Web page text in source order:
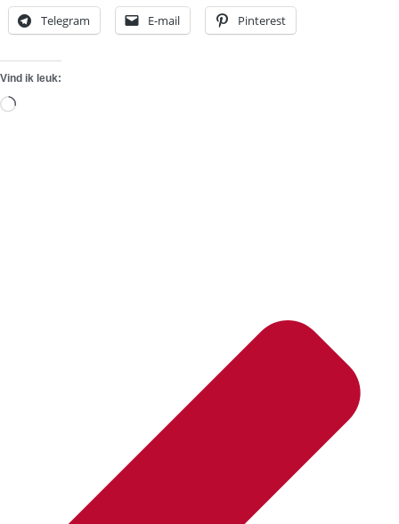
Telegram E-mail Pinterest
Vind ik leuk:
Aan